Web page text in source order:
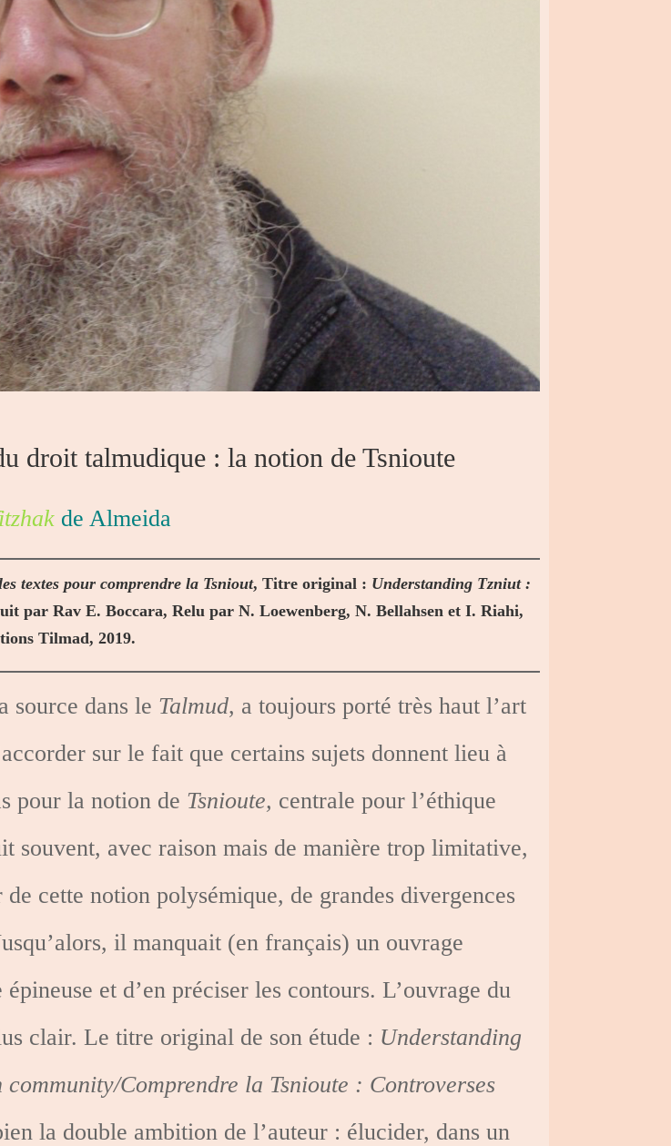
droit talmudique : la notion de Tsnioute
de Almeida
textes pour comprendre la Tsniout, Titre original : Understanding Tzniut :
par Rav E. Boccara, Relu par N. Loewenberg, N. Bellahsen et I. Riahi,
Tilmad, 2019.
source dans le Talmud, a toujours porté très haut l’art
sur le fait que certains sujets donnent lieu à
pour la notion de Tsnioute, centrale pour l’éthique
souvent, avec raison mais de manière trop limitative,
cette notion polysémique, de grandes divergences
il manquait (en français) un ouvrage
et d’en préciser les contours. L’ouvrage du
clair. Le titre original de son étude : Understanding
Comprendre la Tsnioute : Controverses
la double ambition de l’auteur : élucider, dans un